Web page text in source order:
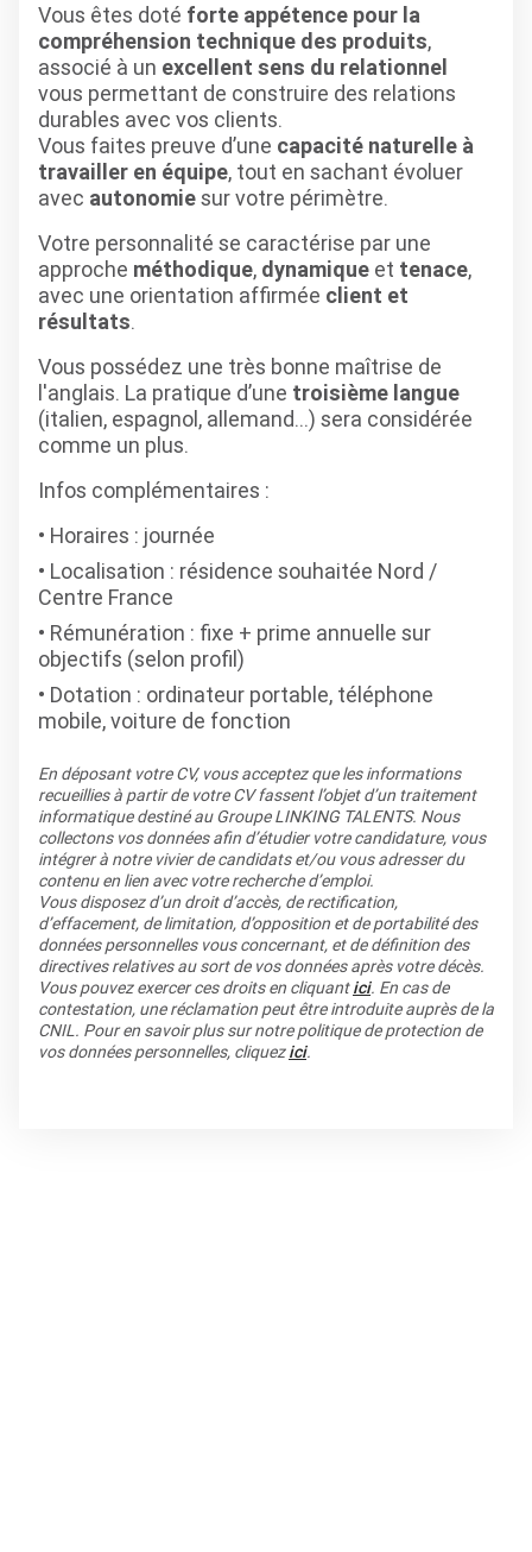
Vous êtes doté forte appétence pour la
compréhension technique des produits,
associé à un excellent sens du relationnel
vous permettant de construire des relations
durables avec vos clients.
Vous faites preuve d’une capacité naturelle à
travailler en équipe, tout en sachant évoluer
avec autonomiesur votre périmètre.
Votre personnalité se caractérise par une
approche méthodique, dynamique et tenace,
avec une orientation affirmée client et
résultats.
Vous possédez une très bonne maîtrise de
l'anglais. La pratique d’une troisième langue
(italien, espagnol, allemand…) sera considérée
comme un plus.
Infos complémentaires :
Horaires : journée
Localisation : résidence souhaitée Nord /
Centre France
Rémunération : fixe + prime annuelle sur
objectifs (selon profil)
Dotation : ordinateur portable, téléphone
mobile, voiture de fonction
En déposant votre CV, vous acceptez que les informations
recueillies à partir de votre CV fassent l’objet d’un traitement
informatique destiné au Groupe LINKING TALENTS. Nous
collectons vos données afin d’étudier votre candidature, vous
intégrer à notre vivier de candidats et/ou vous adresser du
contenu en lien avec votre recherche d’emploi.
Vous disposez d’un droit d’accès, de rectification,
d’effacement, de limitation, d’opposition et de portabilité des
données personnelles vous concernant, et de définition des
directives relatives au sort de vos données après votre décès.
Vous pouvez exercer ces droits en cliquantici. En cas de
contestation, une réclamation peut être introduite auprès de la
CNIL. Pour en savoir plus sur notre politique de protection de
vos données personnelles, cliquezici.